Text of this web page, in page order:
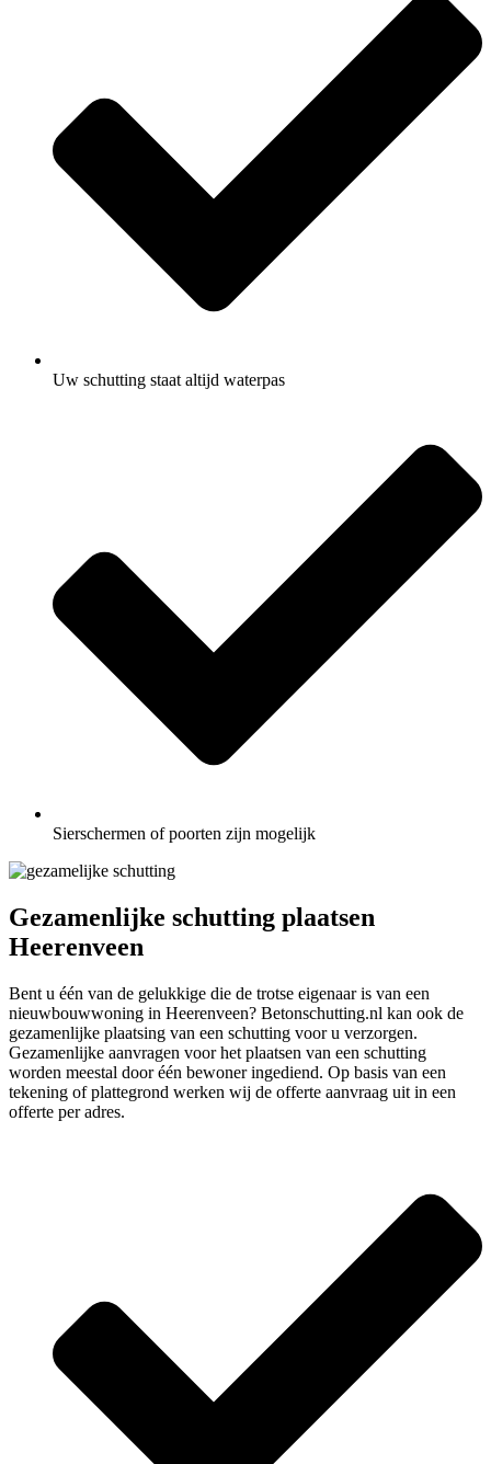
Uw schutting staat altijd waterpas
Sierschermen of poorten zijn mogelijk
Gezamenlijke schutting plaatsen
Heerenveen
Bent u één van de gelukkige die de trotse eigenaar is van een
nieuwbouwwoning in Heerenveen? Betonschutting.nl kan ook de
gezamenlijke plaatsing van een schutting voor u verzorgen.
Gezamenlijke aanvragen voor het plaatsen van een schutting
worden meestal door één bewoner ingediend. Op basis van een
tekening of plattegrond werken wij de offerte aanvraag uit in een
offerte per adres.